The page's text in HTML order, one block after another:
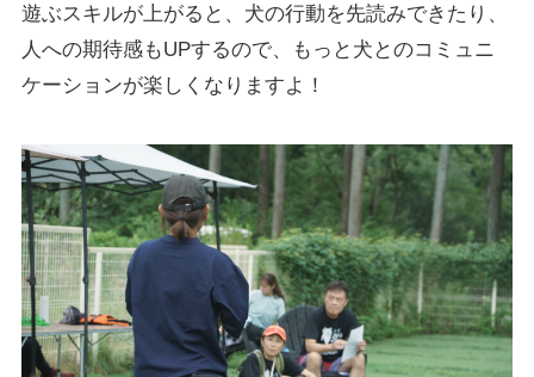
遊ぶスキルが上がると、犬の行動を先読みできたり、
人への期待感もUPするので、もっと犬とのコミュニ
ケーションが楽しくなりますよ！